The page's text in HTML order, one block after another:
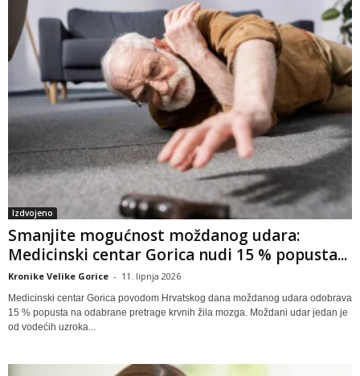
Izdvojeno
Smanjite mogućnost moždanog udara:
Medicinski centar Gorica nudi 15 % popusta...
Kronike Velike Gorice - 11. lipnja 2026
Medicinski centar Gorica povodom Hrvatskog dana moždanog udara odobrava
15 % popusta na odabrane pretrage krvnih žila mozga. Moždani udar jedan je
od vodećih uzroka...